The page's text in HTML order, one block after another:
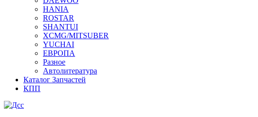
HANIA
ROSTAR
SHANTUI
XCMG/MITSUBER
YUCHAI
ЕВРОПА
Разное
Aвтолитература
Каталог Запчастей
КПП